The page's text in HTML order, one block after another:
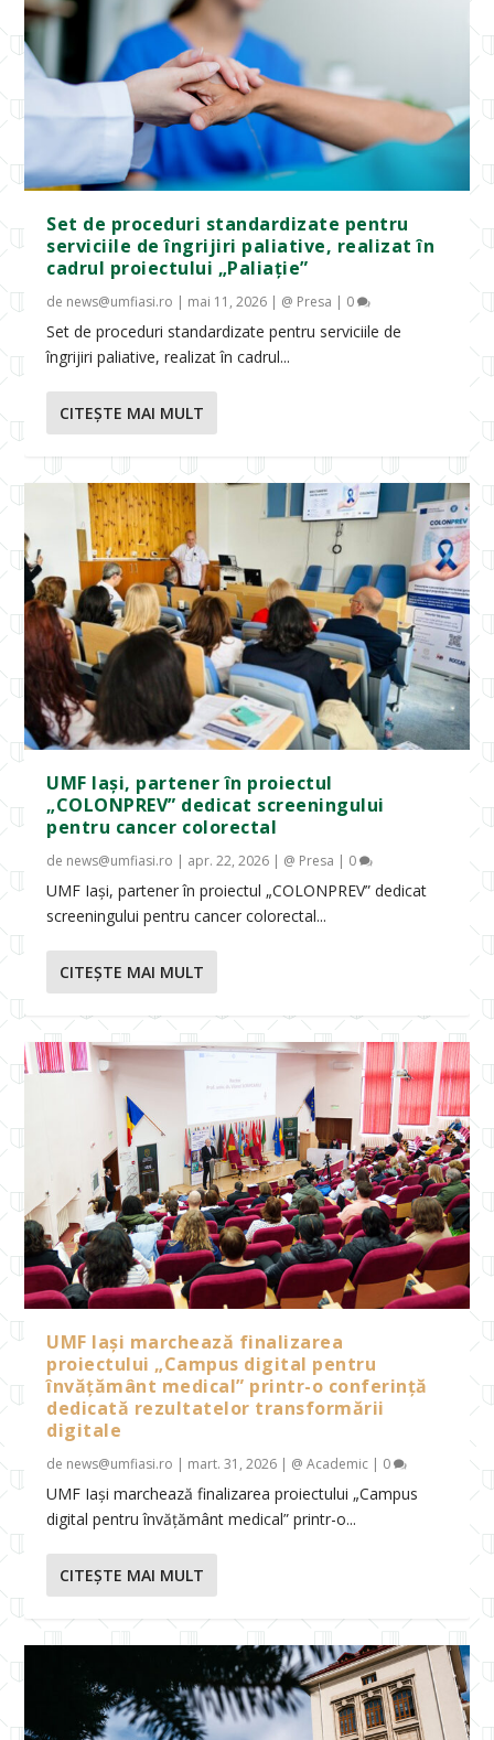
Set de proceduri standardizate pentru
serviciile de îngrijiri paliative, realizat în
cadrul proiectului „Paliație”
de news@umfiasi.ro | mai 11, 2026 | @ Presa | 0
Set de proceduri standardizate pentru serviciile de
îngrijiri paliative, realizat în cadrul...
CITEŞTE MAI MULT
UMF Iași, partener în proiectul
„COLONPREV” dedicat screeningului
pentru cancer colorectal
de news@umfiasi.ro | apr. 22, 2026 | @ Presa | 0
UMF Iași, partener în proiectul „COLONPREV” dedicat
screeningului pentru cancer colorectal...
CITEŞTE MAI MULT
UMF Iași marchează finalizarea
proiectului „Campus digital pentru
învățământ medical” printr-o conferință
dedicată rezultatelor transformării
digitale
de news@umfiasi.ro | mart. 31, 2026 | @ Academic | 0
UMF Iași marchează finalizarea proiectului „Campus
digital pentru învățământ medical” printr-o...
CITEŞTE MAI MULT